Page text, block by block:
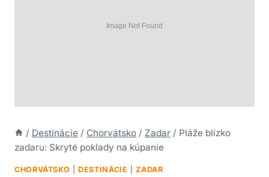
/ Destinácie / Chorvátsko / Zadar / Pláže blízko
zadaru: Skryté poklady na kúpanie
CHORVÁTSKO |DESTINÁCIE |ZADAR